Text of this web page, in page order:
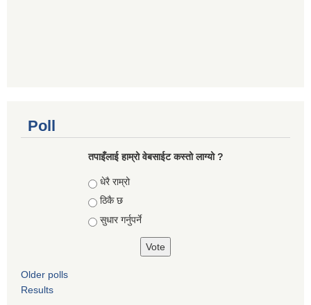
Poll
तपाइँलाई हाम्रो वेबसाईट कस्तो लाग्यो ?
Choices
धेरै राम्रो
ठिकै छ
सुधार गर्नुपर्ने
Older polls
Results